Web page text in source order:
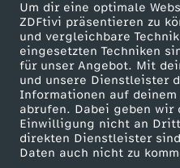
Um dir eine optimale
ZDFtivi präsentieren zu
und vergleichbare
eingesetzten Techniken
für unser Angebot. Mit
und unsere Dienstleister
Informationen auf
abrufen. Dabei geben wir
Einwilligung nicht an
direkten Dienstleister
Daten auch nicht zu
e
y
:
M
Mehr ZDF
ZDF-Apps
Smart TV
ZDFtext